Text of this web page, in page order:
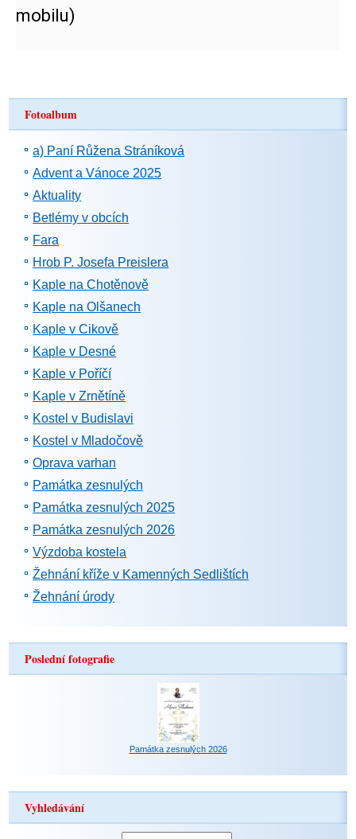
mobilu)
Fotoalbum
a) Paní Růžena Stráníková
Advent a Vánoce 2025
Aktuality
Betlémy v obcích
Fara
Hrob P. Josefa Preislera
Kaple na Chotěnově
Kaple na Olšanech
Kaple v Cikově
Kaple v Desné
Kaple v Poříčí
Kaple v Zrnětíně
Kostel v Budislavi
Kostel v Mladočově
Oprava varhan
Památka zesnulých
Památka zesnulých 2025
Památka zesnulých 2026
Výzdoba kostela
Žehnání kříže v Kamenných Sedlištích
Žehnání úrody
Poslední fotografie
Památka zesnulých 2026
Vyhledávání